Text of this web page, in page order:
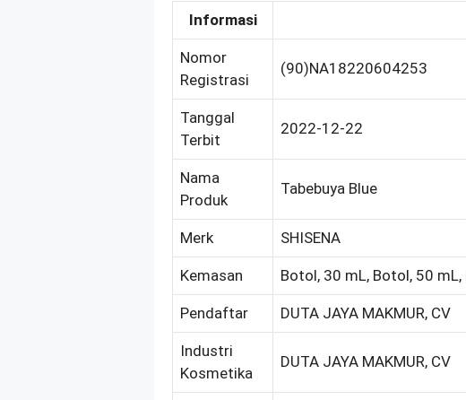
Informasi
Nomor
Registrasi
(90)NA18220604253
Tanggal
Terbit
2022-12-22
Nama
Produk
Tabebuya Blue
Merk SHISENA
Kemasan Botol, 30 mL, Botol, 50
Pendaftar DUTA JAYA MAKMUR, CV
Industri
Kosmetika
DUTA JAYA MAKMUR, CV